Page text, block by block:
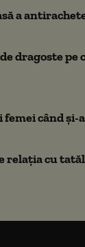
a
dragoste pe
femei când și-
relația cu